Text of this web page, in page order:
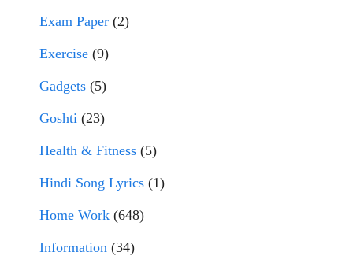
Exam Paper (2)
Exercise (9)
Gadgets (5)
Goshti (23)
Health & Fitness (5)
Hindi Song Lyrics (1)
Home Work (648)
Information (34)